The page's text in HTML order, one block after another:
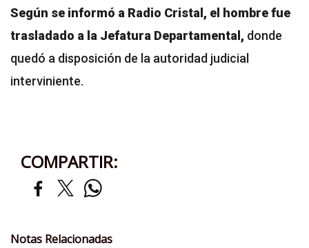
Según se informó a Radio Cristal, el hombre fue
trasladado a la Jefatura Departamental, donde
quedó a disposición de la autoridad judicial
interviniente.
COMPARTIR:
Notas Relacionadas